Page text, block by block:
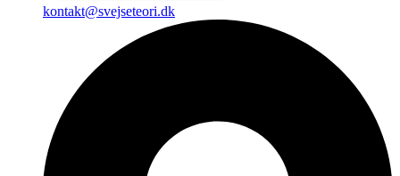
kontakt@svejseteori.dk